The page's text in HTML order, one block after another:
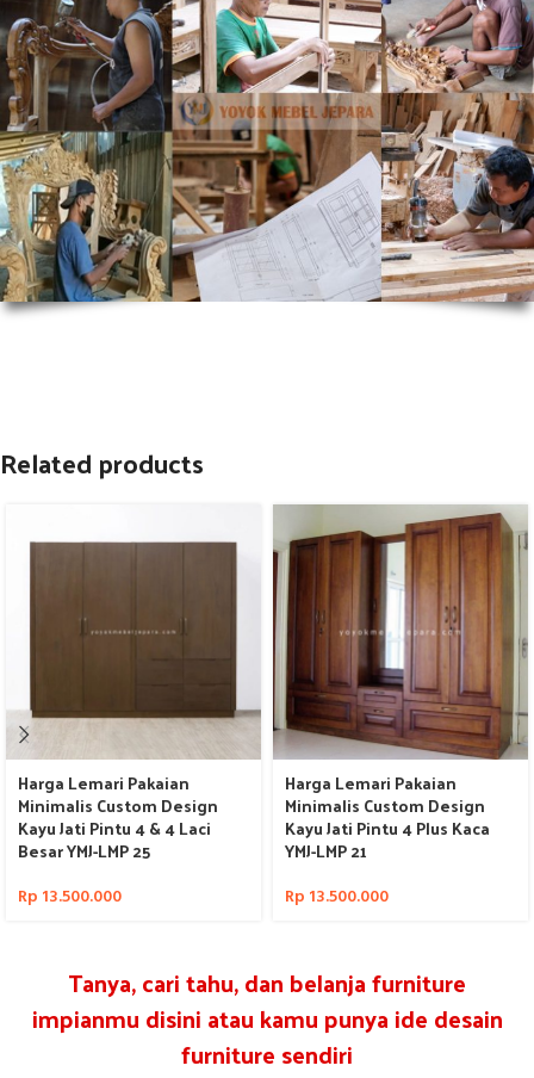
Related products
Harga Lemari Pakaian
Minimalis Custom Design
Kayu Jati Pintu 4 & 4 Laci
Besar YMJ-LMP 25
Rp 13.500.000
Harga Lemari Pakaian
Minimalis Custom Design
Kayu Jati Pintu 4 Plus Kaca
YMJ-LMP 21
Rp 13.500.000
Tanya, cari tahu, dan belanja furniture
impianmu disini atau kamu punya ide desain
furniture sendiri